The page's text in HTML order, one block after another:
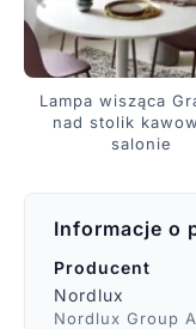
Lampa wisząca
nad stolik
salonie
Informacje o
Producent
Nordlux
Nordlux Group